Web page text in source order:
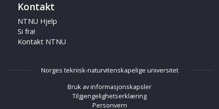
Kontakt
NTNU Hjelp
Si fra!
Kontakt NTNU
Norges teknisk-naturvitenskapelige universitet
Bruk av informasjonskapsler
Tilgjengelighetserklæring
Personvern